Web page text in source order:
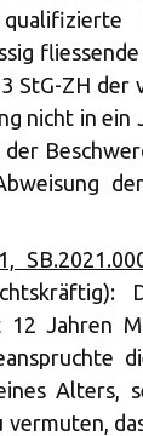
StG-ZH
nicht in ein
12 Jahren
Alters,